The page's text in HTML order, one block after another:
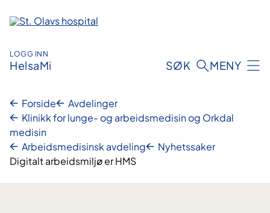
innhold
LOGG INN
HelsaMi SØK MENY
Forside
Avdelinger
Klinikk for lunge- og arbeidsmedisin og Orkdal
medisin
Arbeidsmedisinsk avdeling
Nyhetssaker
Digitalt arbeidsmiljø er HMS